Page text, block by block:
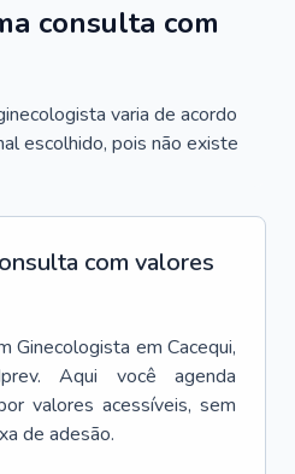
consulta com
varia de acordo
escolhido, pois não existe
com valores
Ginecologista em Cacequi,
Aqui você agenda
valores acessíveis, sem
de adesão.